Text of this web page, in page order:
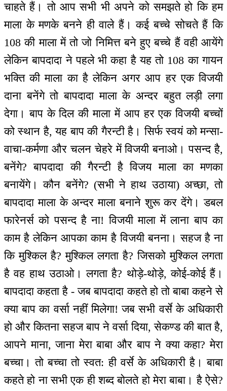
चाहते हैं। तो आप सभी भी अपने को समझते हो कि हम
माला के मणके बनने ही वाले हैं। कई बच्चे सोचते हैं कि
108 की माला में तो जो निमित्त बने हुए बच्चे हैं वही आयेंगे
लेकिन बापदादा ने पहले भी कहा है यह तो 108 का गायन
भक्ति की माला का है लेकिन अगर आप हर एक विजयी
दाना बनेंगे तो बापदादा माला के अन्दर बहुत लड़ी लगा
देगा। बाप के दिल की माला में आप हर एक विजयी बच्चों
को स्थान है, यह बाप की गैरन्टी है। सिर्फ स्वयं को मन्सा-
वाचा-कर्मणा और चलन चेहरे में विजयी बनाओ। पसन्द है,
बनेंगे? बापदादा की गैरन्टी है विजय माला का मणका
बनायेंगे। कौन बनेंगे? (सभी ने हाथ उठाया) अच्छा, तो
बापदादा माला के अन्दर माला बनाने शुरू कर देंगे। डबल
फारेनर्स को पसन्द है ना! विजयी माला में लाना बाप का
काम है लेकिन आपका काम है विजयी बनना। सहज है ना
कि मुश्किल है? मुश्किल लगता है? जिसको मुश्किल लगता
है वह हाथ उठाओ। लगता है? थोड़े-थोड़े, कोई-कोई हैं।
बापदादा कहता है - जब बापदादा कहते हो तो बाबा कहने से
क्या बाप का वर्सा नहीं मिलेगा! जब सभी वर्से के अधिकारी
हो और कितना सहज बाप ने वर्सा दिया, सेकण्ड की बात है,
आपने माना, जाना मेरा बाबा और बाप ने क्या कहा? मेरा
बच्चा। तो बच्चा तो स्वत: ही वर्से के अधिकारी है। बाबा
कहते हो ना सभी एक ही शब्द बोलते हो मेरा बाबा। है ऐसे?